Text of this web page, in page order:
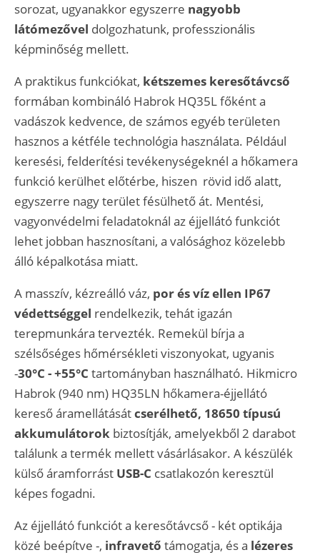
sorozat, ugyanakkor egyszerre nagyobb
látómezővel dolgozhatunk, professzionális
képminőség mellett.
A praktikus funkciókat, kétszemes keresőtávcső
formában kombináló Habrok HQ35L főként a
vadászok kedvence, de számos egyéb területen
hasznos a kétféle technológia használata. Például
keresési, felderítési tevékenységeknél a hőkamera
funkció kerülhet előtérbe, hiszen rövid idő alatt,
egyszerre nagy terület fésülhető át. Mentési,
vagyonvédelmi feladatoknál az éjjellátó funkciót
lehet jobban hasznosítani, a valósághoz közelebb
álló képalkotása miatt.
A masszív, kézreálló váz, por és víz ellen IP67
védettséggel rendelkezik, tehát igazán
terepmunkára tervezték. Remekül bírja a
szélsőséges hőmérsékleti viszonyokat, ugyanis
-30°C - +55°C tartományban használható. Hikmicro
Habrok (940 nm) HQ35LN hőkamera-éjjellátó
kereső áramellátásátcserélhető, 18650 típusú
akkumulátorok biztosítják, amelyekből 2 darabot
találunk a termék mellett vásárlásakor. A készülék
külső áramforrást USB-C csatlakozón keresztül
képes fogadni.
Az éjjellátó funkciót a keresőtávcső - két optikája
közé beépítve -, infravető támogatja, és a lézeres